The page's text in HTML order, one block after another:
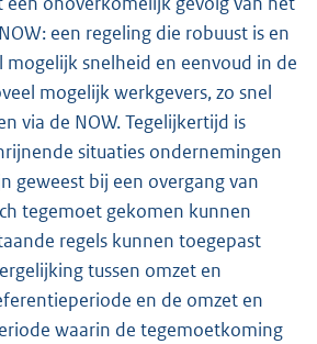
een regeling die robuust is en
mogelijk snelheid en eenvoud in de
mogelijk werkgevers, zo snel
via de NOW. Tegelijkertijd is
situaties ondernemingen
geweest bij een overgang van
tegemoet gekomen kunnen
regels kunnen toegepast
tussen omzet en
en de omzet en
waarin de tegemoetkoming